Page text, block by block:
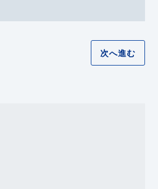
次へ進む